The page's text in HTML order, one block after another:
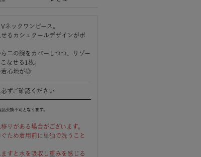
ネックワンピース。
るカシュクールデザインがポ
二の腕をカバーしつつ、リゾー
なせる1枚。
着心地が◎
ずご確認ください
りがある場合がございます。
ため着用前に単独で洗うこと
すと水を吸収し重みを感じる